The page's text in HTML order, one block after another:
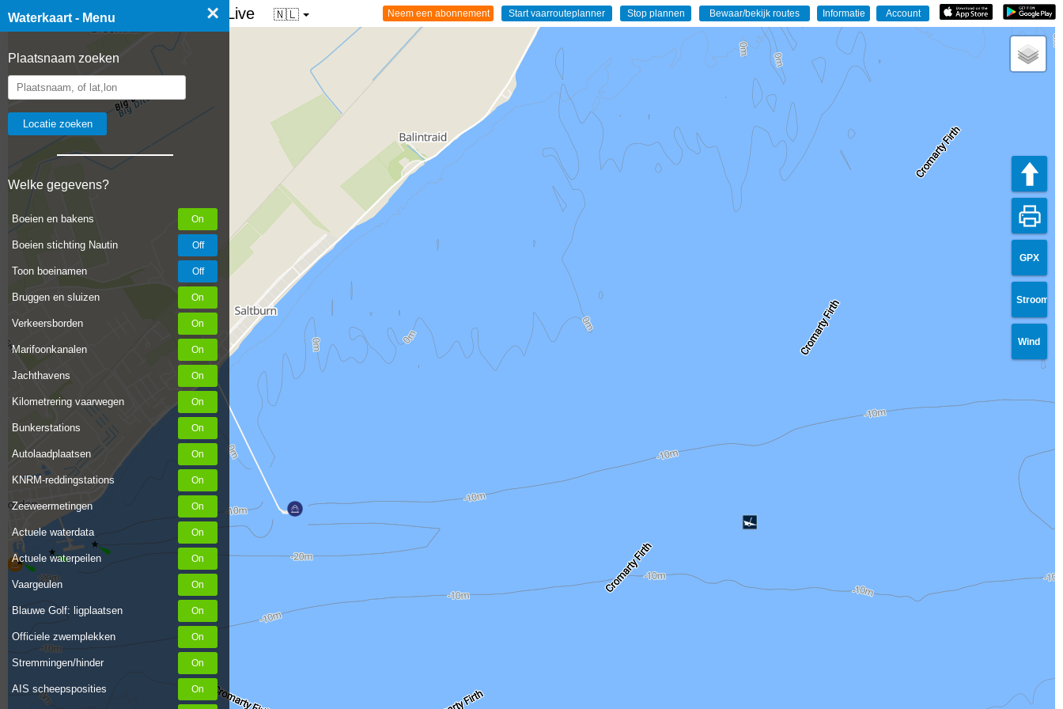
Waterkaart - Menu ×
Plaatsnaam zoeken
Welke gegevens?
Boeien en bakens
Boeien stichting Nautin
Toon boeinamen
Bruggen en sluizen
Verkeersborden
Marifoonkanalen
Jachthavens
Kilometrering vaarwegen
Bunkerstations
Autolaadplaatsen
KNRM-reddingstations
Zeeweermetingen
Actuele waterdata
Actuele waterpeilen
Vaargeulen
Blauwe Golf: ligplaatsen
Officiele zwemplekken
Stremmingen/hinder
AIS scheepsposities
☰ Waterkaart van Nederland - Live 🇳🇱
GPX
Stroom
Wind